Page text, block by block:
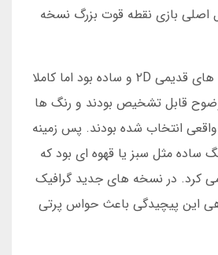
اصلی بازی نقطه قوت بزرگ نسخه
گرافیک بازی در نسخه های قدیمی ۲D و ساده بود اما کاملا
قابل تشخیص بودند و رنگ ها
انتخاب شده بودند. پس زمینه
ساده مثل سبز یا قهوه ای بود که
کرد. در نسخه های جدید گرافیک
این پیچیدگی باعث حواس پرتی